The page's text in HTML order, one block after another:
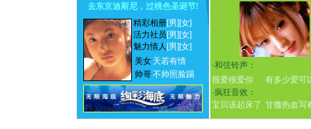
去东京迪斯尼，过桃色圣诞节!
精彩相册[男] [女]
活力社员 [男] [女]
魅力情人 [男] [女]
美女 天若有情
帅哥不帅照脸踢
·和弦铃声：
很爱很爱你
有多少爱可
·疯狂音效：
宝贝该起床了 甘撒热血写